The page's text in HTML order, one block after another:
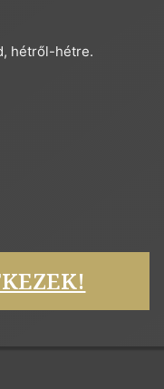
hétről-hétre.